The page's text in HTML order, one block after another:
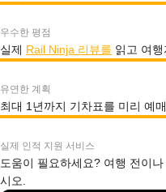
우수한 평점
실제 Rail Ninja 리뷰를 읽고 여행
유연한 계획
최대 1년까지 기차표를 미리 예
실제 인적 지원 서비스
도움이 필요하세요? 여행 전이
시오.